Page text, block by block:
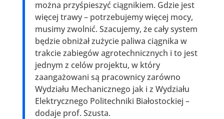
można przyśpieszyć ciągnikiem. Gdzie jest
więcej trawy – potrzebujemy więcej mocy,
musimy zwolnić. Szacujemy, że cały system
będzie obniżał zużycie paliwa ciągnika w
trakcie zabiegów agrotechnicznych i to jest
jednym z celów projektu, w który
zaangażowani są pracownicy zarówno
Wydziału Mechanicznego jak i z Wydziału
Elektrycznego Politechniki Białostockiej –
dodaje prof. Szusta.